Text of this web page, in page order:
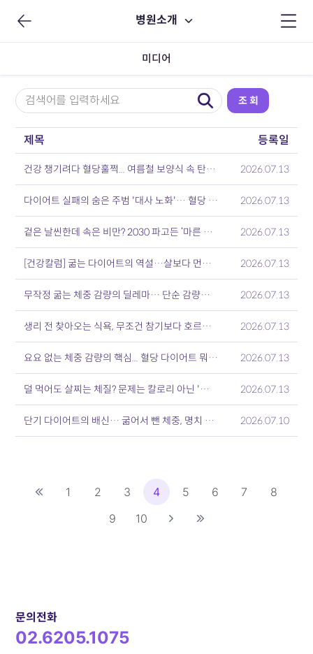
병원소개
미디어
제목 등록일
건강 챙기려다 혈당훌쩍... 여름철 보양식 속 탄수화물의 함정 2026.07.13
다이어트 실패의 숨은 주범 '대사 노화'… 혈당 스파이크가 노화 시계 앞당겨 2026.07.13
겉은 날씬한데 속은 비만? 2030 파고든 ‘마른 비만’과 인슐린 저항성 경고 2026.07.13
[건강칼럼] 굶는 다이어트의 역설…살보다 먼저 줄어드는 건 대사력 2026.07.13
무작정 굶는 체중 감량의 딜레마… 단순 감량보다 '대사율 유지'가 관건 2026.07.13
생리 전 찾아오는 식욕, 무조건 참기보다 호르몬 주기 맞춘 ‘영양 관리’ 필요 2026.07.13
요요 없는 체중 감량의 핵심... 혈당 다이어트 뭐기에? 2026.07.13
덜 먹어도 살찌는 체질? 문제는 칼로리 아닌 '널뛰는 혈당'과 인슐린 2026.07.13
단기 다이어트의 배신… 굶어서 뺀 체중, 명치 끝 복통 유발 우려 2026.07.10
1 2 3 4 5 6 7
8
9
10
문의전화
02.6205.1075